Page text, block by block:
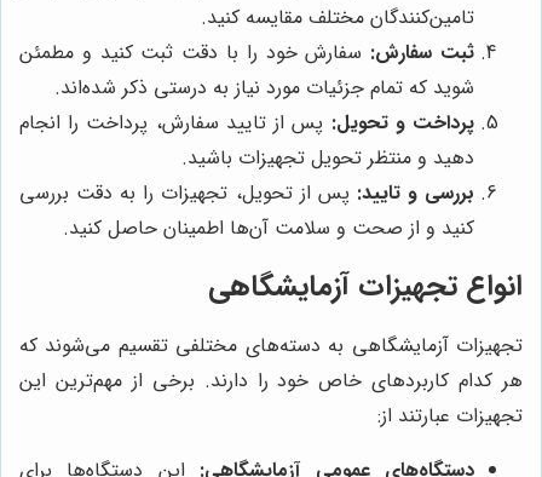
تامین‌کنندگان مختلف مقایسه کنید.
ثبت سفارش: سفارش خود را با دقت ثبت کنید و مطمئن
شوید که تمام جزئیات مورد نیاز به درستی ذکر شده‌اند.
پرداخت و تحویل: پس از تایید سفارش، پرداخت را انجام
دهید و منتظر تحویل تجهیزات باشید.
بررسی و تایید: پس از تحویل، تجهیزات را به دقت بررسی
کنید و از صحت و سلامت آن‌ها اطمینان حاصل کنید.
انواع تجهیزات آزمایشگاهی
تجهیزات آزمایشگاهی به دسته‌های مختلفی تقسیم می‌شوند که
هر کدام کاربردهای خاص خود را دارند. برخی از مهم‌ترین این
تجهیزات عبارتند از:
دستگاه‌های عمومی آزمایشگاهی: این دستگاه‌ها برای